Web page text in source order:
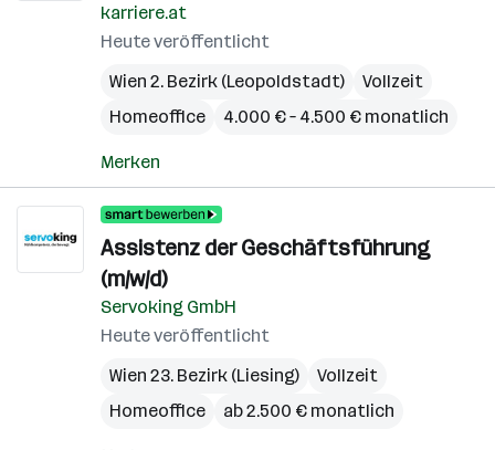
karriere.at
Heute veröffentlicht
Wien 2. Bezirk (Leopoldstadt)
Vollzeit
Homeoffice
4.000 € – 4.500 € monatlich
Merken
Assistenz der Geschäftsführung
(m/w/d)
Servoking GmbH
Heute veröffentlicht
Wien 23. Bezirk (Liesing)
Vollzeit
Homeoffice
ab 2.500 € monatlich